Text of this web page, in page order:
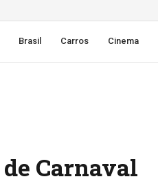
Brasil Carros Cinema
Carnaval